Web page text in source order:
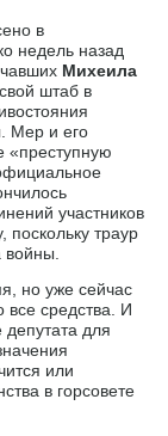
в
недель назад
Михеила
штаб в
Мер и его
«преступную
участников
поскольку траур
войны.
но уже сейчас
все средства. И
для
или
в горсовете